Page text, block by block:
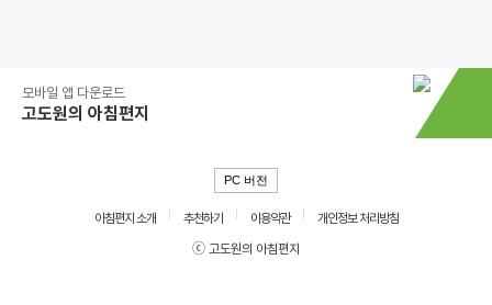
모바일 앱 다운로드
고도원의 아침편지
PC 버전
아침편지 소개 추천하기 이용약관
개인정보 처리방침
ⓒ 고도원의 아침편지